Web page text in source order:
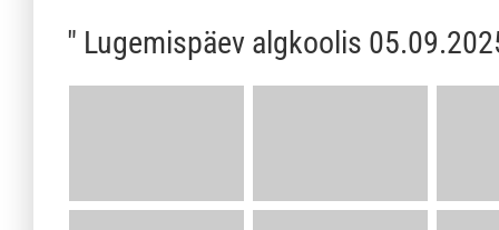
" Lugemispäev algkoolis